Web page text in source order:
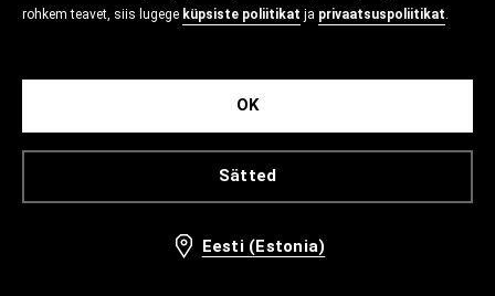
rohkem teavet, siis lugege küpsiste poliitikat ja privaatsuspoliitikat.
Sätted
OK
Eesti (Estonia)